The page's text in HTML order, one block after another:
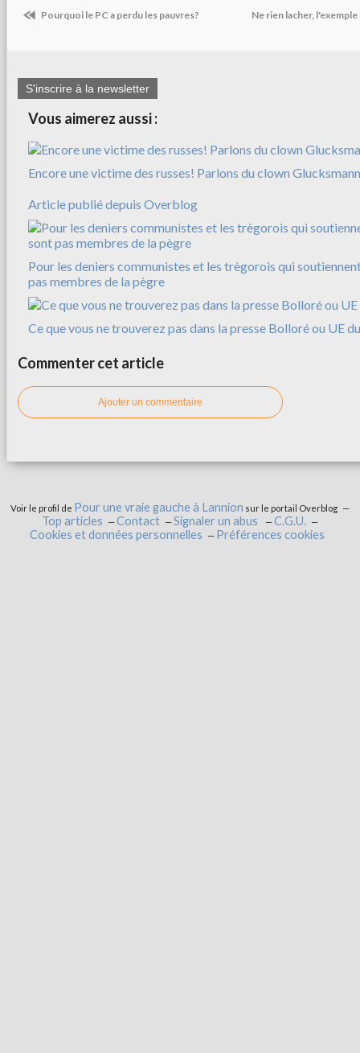
Pourquoi le PC a perdu les pauvres? Ne rien lacher,
S'inscrire à la newsletter
Vous aimerez aussi :
Encore une victime des russes! Parlons du clown Glucksmann
Article publié depuis Overblog
Pour les deniers communistes et les trègorois qui
pas membres de la pègre
Ce que vous ne trouverez pas dans la presse Bolloré ou UE
Commenter cet article
Ajouter un commentaire
Voir le profil de Pour une vraie gauche à Lannion sur le portail Overblog
Top articles Contact Signaler un abus
C.G.U.
Cookies et données personnelles
Préférences cookies